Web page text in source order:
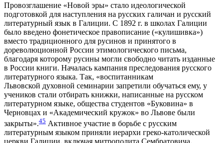
Провозглашение «Новой эры» стало идеологической
подготовкой для наступления на русских галичан и русский
литературный язык в Галиции. С 1892 г. в школах Галиции
было введено фонетическое правописание («кулишивка»)
вместо традиционного для русинов и принятого в
дореволюционной России этимологического письма,
благодаря которому русины могли свободно читать изданные
в России книги. Началась кампания преследования русского
литературного языка. Так, «воспитанникам
Львовской духовной семинарии запретили обучаться ему, у
учеников стали отбирать книжки, написанные на русском
литературном языке, общества студентов «Буковина» в
Черновцах и «Академический кружок» во Львове были
закрыты».45 Активное участие в борьбе с русским
литературным языком приняли иерархи греко-католической